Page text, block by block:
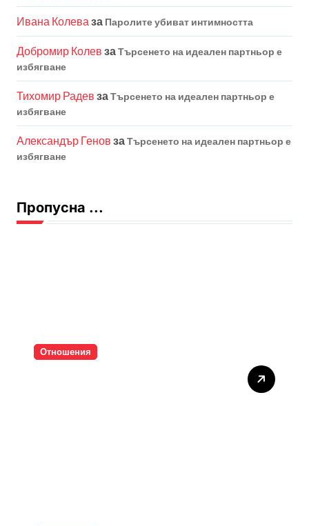
Ивана Колеваза Паролите убиват интимността
Добромир Колев заТърсенето на идеален партньор е
избягване
Тихомир Радев заТърсенето на идеален партньор е
избягване
Александър Генов заТърсенето на идеален партньор е
избягване
Пропусна ...
Отношения